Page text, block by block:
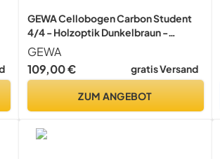
GEWA Cellobogen Carbon Student
4/4 - Holzoptik Dunkelbraun -
Ebenholzfrosch - Naturhaar
GEWA
109,00 €
gratis Versand
ZUM ANGEBOT